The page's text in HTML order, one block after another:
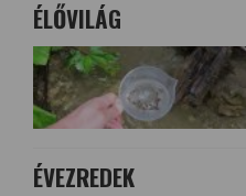
ÉLŐVILÁG
ÉVEZREDEK